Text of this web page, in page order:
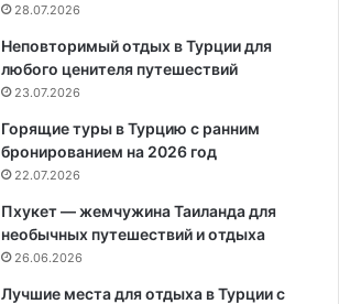
28.07.2026
Неповторимый отдых в Турции для
любого ценителя путешествий
23.07.2026
Горящие туры в Турцию с ранним
бронированием на 2026 год
22.07.2026
Пхукет — жемчужина Таиланда для
необычных путешествий и отдыха
26.06.2026
Лучшие места для отдыха в Турции с